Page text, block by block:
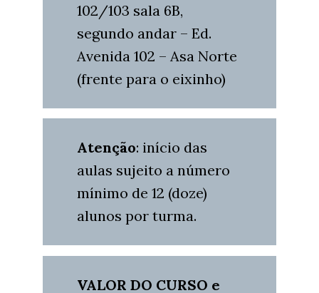
102/103 sala 6B,
segundo andar – Ed.
Avenida 102 – Asa Norte
(frente para o eixinho)
Atenção: início das
aulas sujeito a número
mínimo de 12 (doze)
alunos por turma.
VALOR DO CURSO e